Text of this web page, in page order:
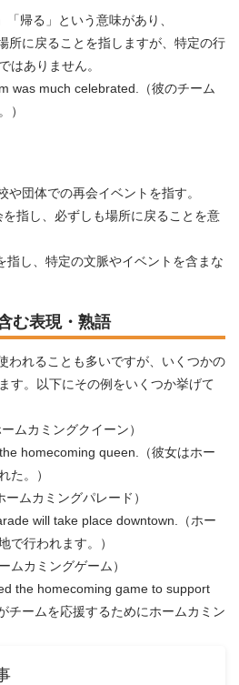
「帰る」という意味があり、
所に戻ることを指しますが、特定の行
はありません。
was much celebrated.（彼のチーム
）
や団体での再会イベントを指す。
を指し、必ずしも場所に戻ることを意
指し、特定の文脈やイベントを含まな
む表現・熟語
われることも多いですが、いくつかの
す。以下にその例をいくつか挙げて
ムカミングクイーン）
homecoming queen.（彼女はホー
た。）
ムカミングパレード）
will take place downtown.（ホー
で行われます。）
カミングゲーム）
the homecoming game to support
チームを応援するためにホームカミン